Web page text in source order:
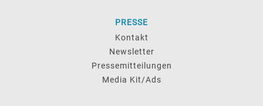
PRESSE
Kontakt
Newsletter
Pressemitteilungen
Media Kit/Ads